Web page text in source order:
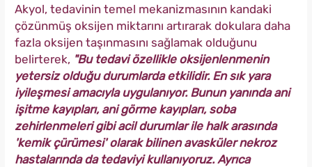
Akyol, tedavinin temel mekanizmasının kandaki
çözünmüş oksijen miktarını artırarak dokulara daha
fazla oksijen taşınmasını sağlamak olduğunu
belirterek, "Bu tedavi özellikle oksijenlenmenin
yetersiz olduğu durumlarda etkilidir. En sık yara
iyileşmesi amacıyla uygulanıyor. Bunun yanında ani
işitme kayıpları, ani görme kayıpları, soba
zehirlenmeleri gibi acil durumlar ile halk arasında
'kemik çürümesi' olarak bilinen avasküler nekroz
hastalarında da tedaviyi kullanıyoruz. Ayrıca